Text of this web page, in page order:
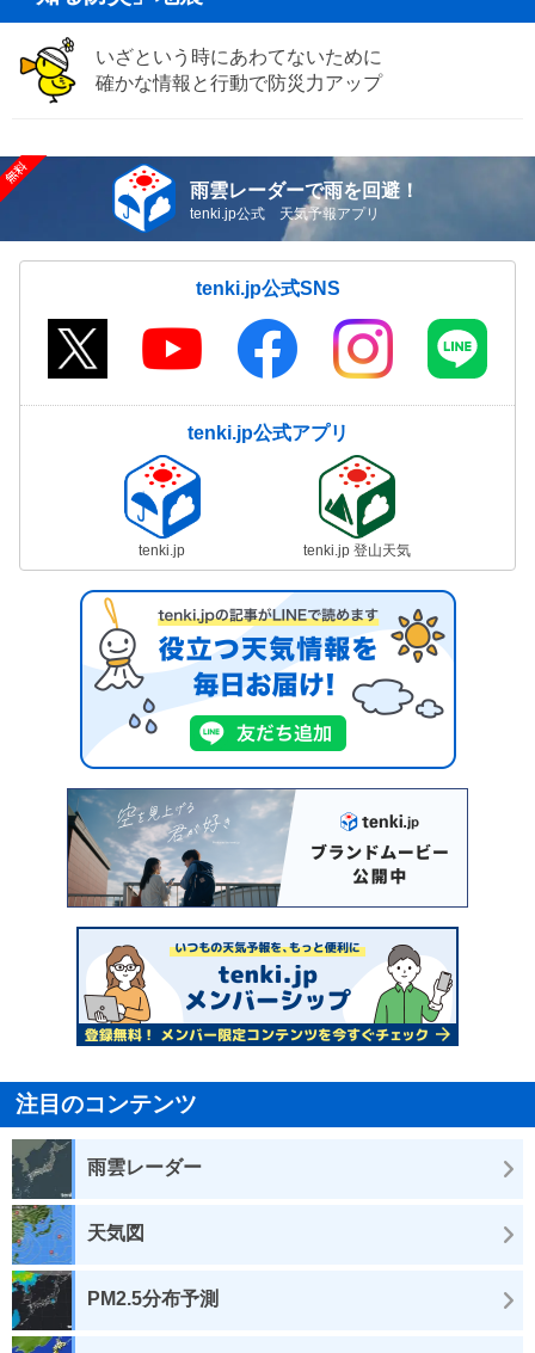
いざという時にあわてないために
確かな情報と行動で防災力アップ
雨雲レーダーで雨を回避！
tenki.jp公式 天気予報アプリ
tenki.jp公式SNS
tenki.jp公式アプリ
tenki.jp tenki.jp 登山天気
注目のコンテンツ
雨雲レーダー
天気図
PM2.5分布予測